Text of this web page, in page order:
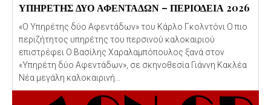
ΥΠΗΡΕΤΗΣ ΔΥΟ ΑΦΕΝΤΑΔΩΝ – ΠΕΡΙΟΔΕΙΑ 2026
«Ο Υπηρέτης δύο Αφεντάδων» του Κάρλο Γκολντόνι Ο πιο
περιζήτητος υπηρέτης του περσινού καλοκαιριού
επιστρέφει Ο Βασίλης Χαραλαμπόπουλος ξανά στον
«Υπηρέτη δύο Αφεντάδων», σε σκηνοθεσία Γιάννη Κακλέα
Νέα μεγάλη καλοκαιρινή...